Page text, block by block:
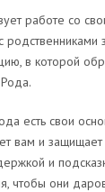
работе со
родственниками
в которой
есть свои
вам и
и
чтобы они